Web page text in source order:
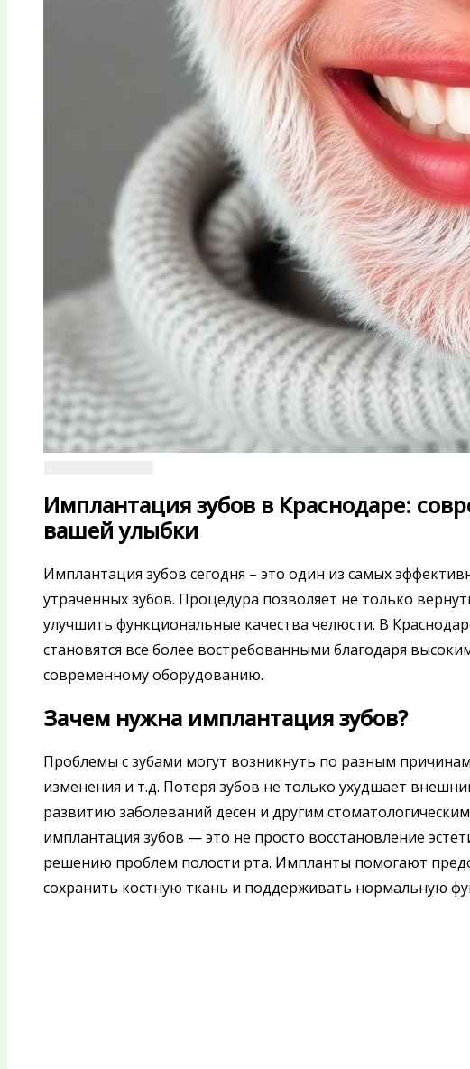
Имплантация зубов в Краснодаре:
вашей улыбки
Имплантация зубов сегодня – это один из самых
утраченных зубов. Процедура позволяет не только
улучшить функциональные качества челюсти. В
становятся все более востребованными благодаря
современному оборудованию.
Зачем нужна имплантация зубов?
Проблемы с зубами могут возникнуть по разным
изменения и т.д. Потеря зубов не только ухудшает
развитию заболеваний десен и другим
имплантация зубов — это не просто восстановление
решению проблем полости рта. Импланты помогают
сохранить костную ткань и поддерживать нормальную